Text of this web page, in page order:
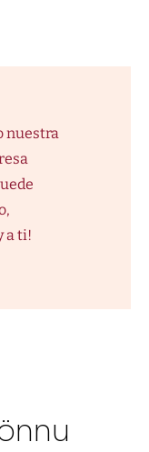
nuestra
a ti!